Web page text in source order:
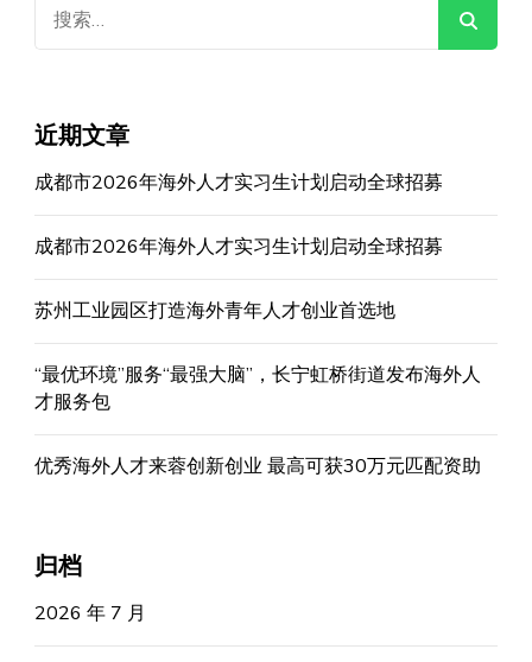
索：
近期文章
成都市2026年海外人才实习生计划启动全球招募
成都市2026年海外人才实习生计划启动全球招募
苏州工业园区打造海外青年人才创业首选地
“最优环境”服务“最强大脑”，长宁虹桥街道发布海外人
才服务包
优秀海外人才来蓉创新创业 最高可获30万元匹配资助
归档
2026 年 7 月